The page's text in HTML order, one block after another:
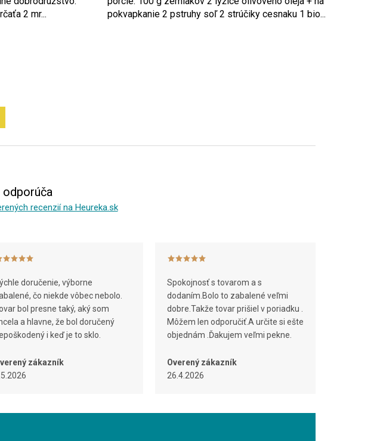
2 mr...
pokvapkanie 2 pstruhy soľ 2 strúčiky cesnaku 1 bio...
odporúča
recenzií na Heureka.sk
doručenie, výborne
čo niekde vôbec nebolo.
bol presne taký, aký som
a hlavne, že bol doručený
i keď je to sklo.
zákazník
Spokojnosť s tovarom a s
dodaním.Bolo to zabalené veľmi
dobre.Takže tovar prišiel v poriadku .
Môžem len odporučiť.A určite si ešte
objednám .Ďakujem veľmi pekne.
Overený zákazník
26.4.2026